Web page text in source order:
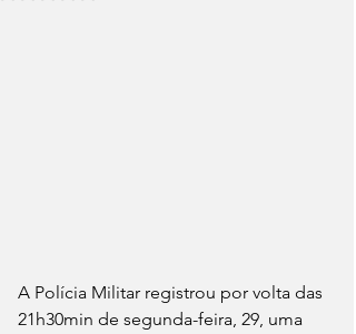
A Polícia Militar registrou por volta das
21h30min de segunda-feira, 29, uma